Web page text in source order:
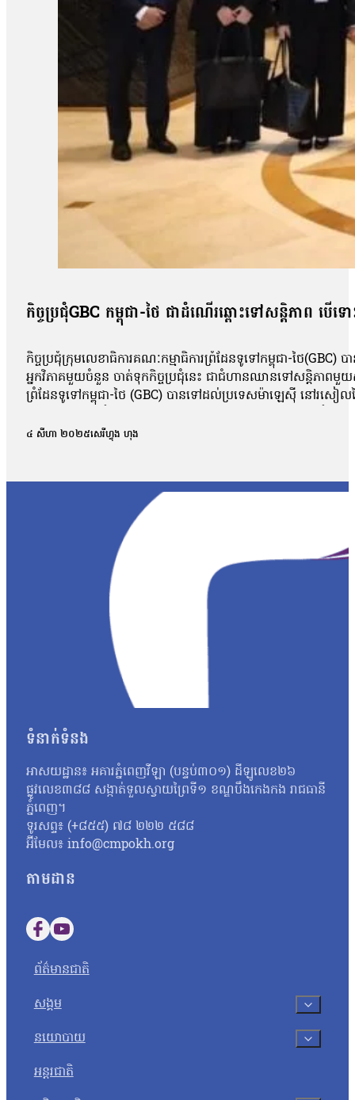
កិច្ច​ប្រជុំ​GBC ​កម្ពុជា-​ថៃ ​ជា​ដំណើរ​ឆ្ពោះ​ទៅ​សន្តិភាព
កិច្ចប្រជុំក្រុមលេខាធិការគណៈកម្មាធិការព្រំដែនទូទៅកម្ពុជា-ថៃ
អ្នកវិភាគមួយចំនួន ចាត់ទុកកិច្ចប្រជុំនេះ ជាជំហានឈានទៅសន្តិភាពមួ
ព្រំដែនទូទៅកម្ពុជា-ថៃ (GBC) បានទៅដល់ប្រទេសម៉ាឡេស៊ី នៅរសៀលថ្
ដែលគូភាគីទាំងសងខាងជជែកលំអិតពីអ្វីដែលត្រូវធ្វើបន្ទាប់ដើម្បីបា
ប្រទេសនេះមានបំណងឈានទៅរកការចរចាសន្តិភាព ឬនឹងដាក់នូវលក្ខ
ភា យល់ថា កិច្ចប្រជុំក្រុមលេខាធិការគណៈកម្មាធិការព្រំដែនទូទៅកម្ពុជា
តានតឹង ហើយក៏រួមចំណែកនៅក្នុងការអនុវត្តន៍បទឈប់បាញ់ផងដែរ ហើ
ព្រំដែននោះគឺបានត្រៀមលក្ខណៈគ្រប់គ្រាន់សម្រាប់ការចូលរួមប្រជុំហ្
ផ្ដើមមួយសម្រាប់កម្ពុជា-ថៃ ក្នុងការដោះស្រាយបញ្ហាដែលបានកើត
កម្ពុជា-ថៃ អនុវត្តបទឈប់បាញ់ដោយសុច្ឆន្ទៈ ហើយបង្កើនភាពអត់ធ្មត់ជ
កូឡាឡាំពួរ ដែលមានម៉ាឡេស៊ី ធ្វើជាម្ចាស់ផ្ទះ សហរៀបចំដោយសហរដ្ឋ
កម្ពុជា-ថៃ នៅថ្ងៃទី៤ ខែសីហា ឆ្នាំ២០២៥ ដោយកម្ពុជាធ្វើជាម្ចាស់
ការរៀបចំកិច្ចប្រជុំវិសាមញ្ញនៃគណៈកម្មាធិការព្រំដែនទូទៅ
មានប្រទេសម៉ាឡេស៊ី សហរដ្ឋអាមេរិក និងចិនអង្កេតការណ៍ក្នុងកិច្ចប្រជុំ
ប្រទេសកម្ពុជា និងថៃ ដោយចាត់ទុកកិច្ចប្រជុំនេះថាជាជំហានទៅរកស្ថិ
ស្ថានទូតអាល្លឺម៉ង់បន្ថែមថា សន្តិភាពប្រកបដោយនិរន្តរភាពទាមទា
ក្រសួងការពារជាតិកម្ពុជាថា កម្ពុជាទទួលបានដំណឹងពីការគ្រោងវា
ផ្ដើមក្នុងពេលឆាប់ៗនេះ មុនកិច្ចប្រជុំ(GBC)។ ករណីនេះ ប្រធានព្រឹ
គ្រឿងចក្រ ចូលមកតំបន់អានសេះ និងតំបន់ផ្សេងទៀត ហើយថែមទាំងបាន
៤ សីហា ២០២៥សេរីហ្វុង ហុង
ទំនាក់ទំនង
អាសយដ្ឋាន៖ អគារភ្នំពេញវីឡា (បន្ទប់៣០១) ដីឡូលេខ២៦
ផ្លូវលេខ៣៨៨ សង្កាត់ទួលស្វាយព្រៃទី១ ខណ្ឌបឹងកេងកង រាជធានី
ភ្នំពេញ។
ទូរសព្ទ៖ (+៨៥៥) ៧៨ ២២២ ៥៨៨
អ៊ីមែល៖ info@cmpokh.org
តាមដាន
Follow us on Facebook
Follow us on YouTube
ព័ត៌មានជាតិ
សង្គម
នយោបាយ
អន្តរជាតិ